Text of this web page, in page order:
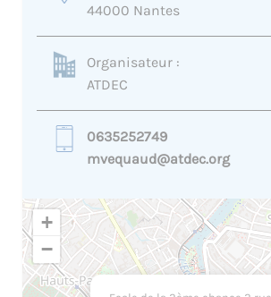
44000 Nantes
Organisateur :
ATDEC
0635252749
mvequaud@atdec.org
+
−